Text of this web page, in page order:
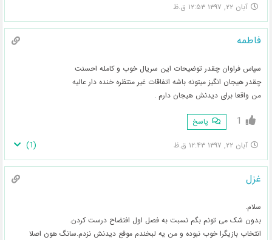
آبان ۲۲, ۱۳۹۷ ۱۲:۵۳ ق.ظ
فاطمه
سپاس فراوان چقدر توضیحات این سریال خوب و کامله احسنت
چقدر هیجان انگیز میتونه باشه اتفاقات غیر منتظره خنده دار عالیه
من واقعا برای دیدنش هیجان دارم .
1 پاسخ
آبان ۲۲, ۱۳۹۷ ۱۲:۴۳ ق.ظ (
1
)
غزل
سلام.
بدون شک می تونم بگم نسبت به فصل اول افتضاح درست کردن.
انتخاب بازیگرا خوب نبوده و من یه لبخندم موقع دیدنش نزدم.سانگ هون اصلا